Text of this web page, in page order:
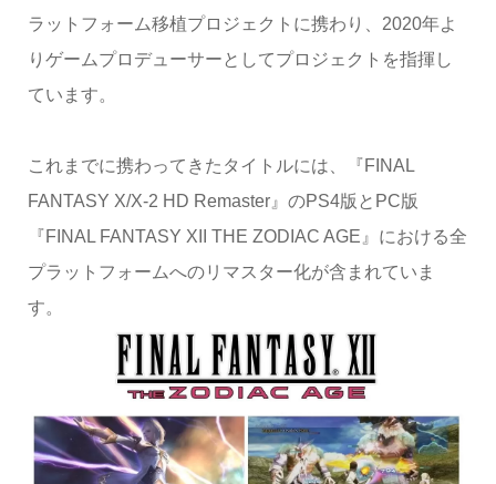
ラットフォーム移植プロジェクトに携わり、2020年よ
りゲームプロデューサーとしてプロジェクトを指揮し
ています。
これまでに携わってきたタイトルには、『FINAL
FANTASY X/X-2 HD Remaster』のPS4版とPC版
『FINAL FANTASY XII THE ZODIAC AGE』における全
プラットフォームへのリマスター化が含まれていま
す。